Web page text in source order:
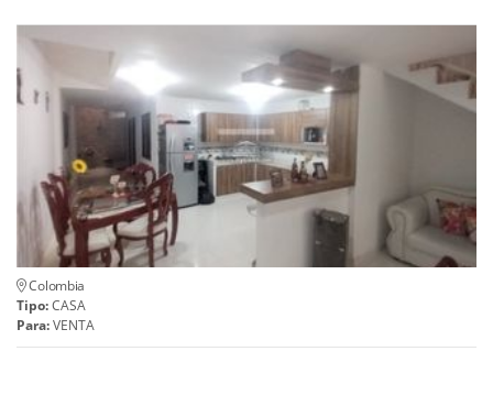
Colombia
Tipo:CASA
Para:VENTA